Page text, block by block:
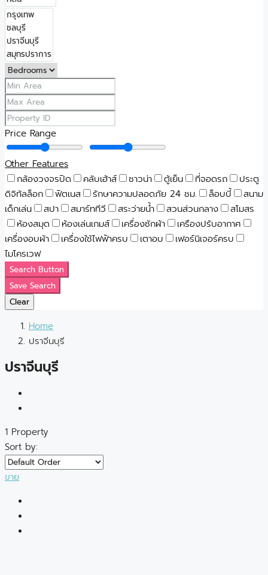
Price Range
Other Features
กล้องวงจรปิด
คลับเฮ้าส์ ซาวน่า ตู้เย็น ที่จอดรถ
ประตู
ดิจิทัลล็อก
ฟิตเนส รักษาความปลอดภัย 24 ชม. ล็อบบี้
สนาม
เด็กเล่น
สปา สมาร์ททีวี สระว่ายน้ำ สวนส่วนกลาง
สโมสร
ห้องสมุด
ห้องเล่นเกมส์ เครื่องซักผ้า
เครืองปรับอากาศ
เครื่องอบผ้า
เครื่องใช้ไฟฟ้าครบ เตาอบ
เฟอร์นิเจอร์ครบ
ไมโครเวฟ
Search Button
Save Search
Clear
Home
ปราจีนบุรี
ปราจีนบุรี
1 Property
Sort by:
ขาย